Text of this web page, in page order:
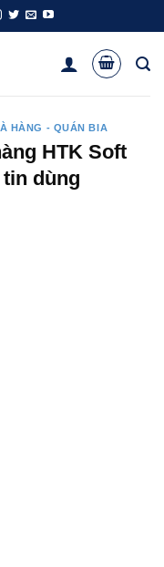
HÀNG - QUÁN BIA
HTK Soft
dùng